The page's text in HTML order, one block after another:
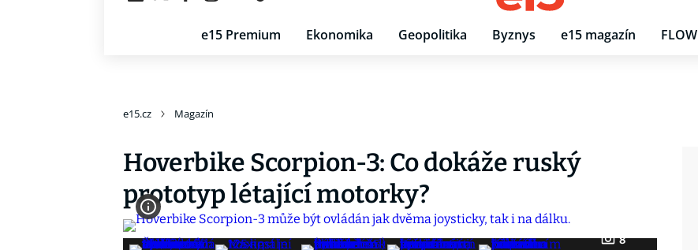
e15 Premium Ekonomika Geopolitika Byznys e15 magazín FLOW
e15.cz Magazín
Hoverbike Scorpion-3: Co dokáže ruský
prototyp létající motorky?
8